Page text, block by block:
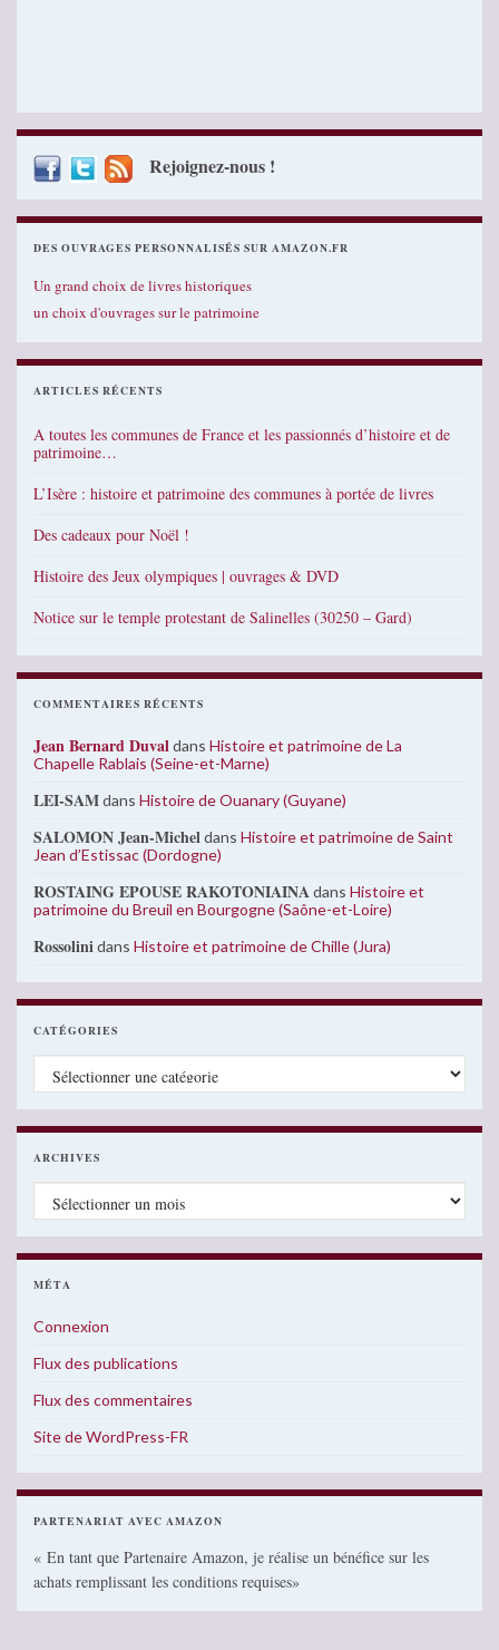
Rejoignez-nous !
DES OUVRAGES PERSONNALISÉS SUR AMAZON.FR
Un grand choix de livres historiques
un choix d'ouvrages sur le patrimoine
ARTICLES RÉCENTS
A toutes les communes de France et les passionnés d’histoire et de
patrimoine…
L’Isère : histoire et patrimoine des communes à portée de livres
Des cadeaux pour Noël !
Histoire des Jeux olympiques | ouvrages & DVD
Notice sur le temple protestant de Salinelles (30250 – Gard)
COMMENTAIRES RÉCENTS
Jean Bernard Duvaldans Histoire et patrimoine de La
Chapelle Rablais (Seine-et-Marne)
LEI-SAMdans Histoire de Ouanary (Guyane)
SALOMON Jean-Micheldans Histoire et patrimoine de Saint
Jean d’Estissac (Dordogne)
ROSTAING EPOUSE RAKOTONIAINAdans Histoire et
patrimoine du Breuil en Bourgogne (Saône-et-Loire)
Rossolinidans Histoire et patrimoine de Chille (Jura)
CATÉGORIES
Catégories
ARCHIVES
Archives
MÉTA
Connexion
Flux des publications
Flux des commentaires
Site de WordPress-FR
PARTENARIAT AVEC AMAZON
« En tant que Partenaire Amazon, je réalise un bénéfice sur les
achats remplissant les conditions requises»